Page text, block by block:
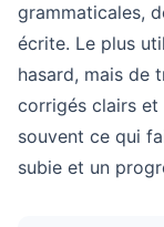
grammaticales,
écrite. Le plus
hasard, mais de
corrigés clairs et
souvent ce qui
subie et un